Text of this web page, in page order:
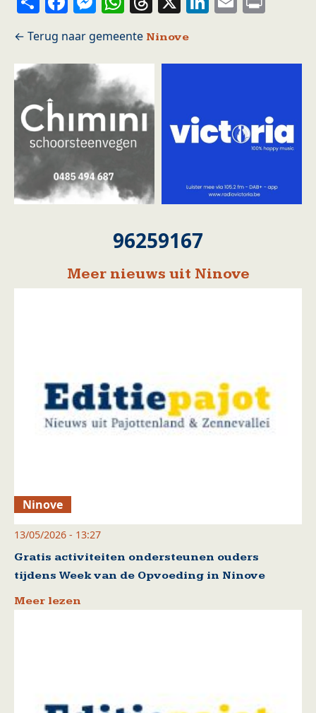
Ninove
96259167
Meer nieuws uit Ninove
Ninove
13/05/2026 - 13:27
Gratis activiteiten ondersteunen ouders
tijdens Week van de Opvoeding in Ninove
Meer lezen